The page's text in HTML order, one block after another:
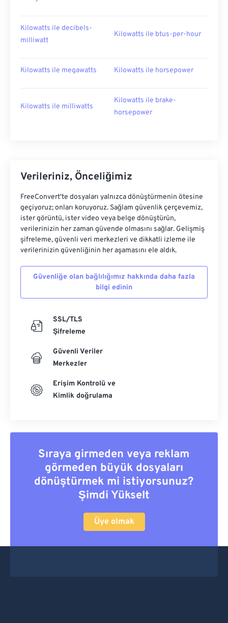
Kilowatts ile decibels-
milliwatt
Kilowatts ile btus-per-hour
Kilowatts ile megawatts Kilowatts ile horsepower
Kilowatts ile milliwatts
Kilowatts ile brake-
horsepower
Verileriniz, Önceliğimiz
FreeConvert'te dosyaları yalnızca dönüştürmenin ötesine
geçiyoruz; onları koruyoruz. Sağlam güvenlik çerçevemiz,
ister görüntü, ister video veya belge dönüştürün,
verilerinizin her zaman güvende olmasını sağlar. Gelişmiş
şifreleme, güvenli veri merkezleri ve dikkatli izleme ile
verilerinizin güvenliğinin her aşamasını ele aldık.
Güvenliğe olan bağlılığımız hakkında daha fazla
bilgi edinin
SSL/TLS
Şifreleme
Güvenli Veriler
Merkezler
Erişim Kontrolü ve
Kimlik doğrulama
Sıraya girmeden veya reklam
görmeden büyük dosyaları
dönüştürmek mi istiyorsunuz?
Şimdi Yükselt
Üye olmak